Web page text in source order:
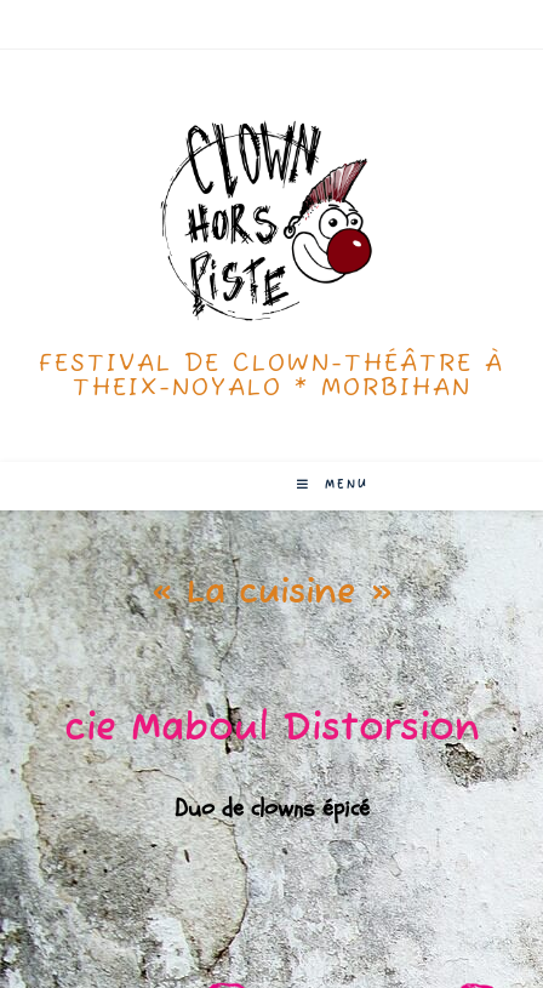
FESTIVAL DE CLOWN-THÉÂTRE À
THEIX-NOYALO * MORBIHAN
MENU
« La cuisine »
cie Maboul Distorsion
Duo de clowns épicé